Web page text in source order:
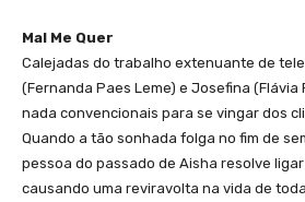
Mal Me Quer
Calejadas do trabalho extenuante de
(Fernanda Paes Leme) e Josefina (Flávia
nada convencionais para se vingar dos
Quando a tão sonhada folga no fim de
pessoa do passado de Aisha resolve
causando uma reviravolta na vida de